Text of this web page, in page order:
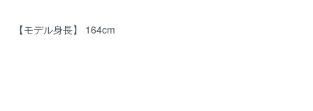
【モデル身長】 164cm